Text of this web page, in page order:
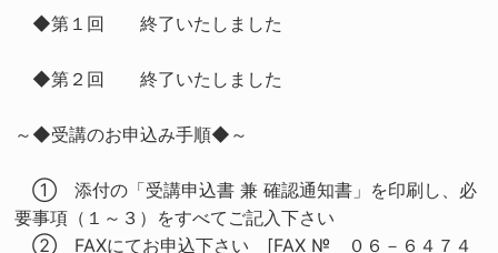
◆第１回 終了いたしました
◆第２回 終了いたしました
～◆受講のお申込み手順◆～
① 添付の「受講申込書 兼 確認通知書」を印刷し、必
要事項（１～３）をすべてご記入下さい
② FAXにてお申込下さい [FAX № ０６－６４７４